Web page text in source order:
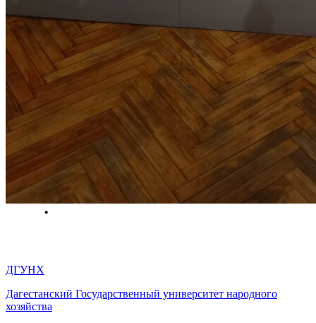
ДГУНХ
Дагестанский Государственный университет народного
хозяйства